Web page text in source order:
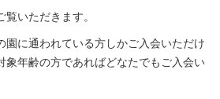
いただきます。
園に通われている方しかご入会いただけ
象年齢の方であればどなたでもご入会い